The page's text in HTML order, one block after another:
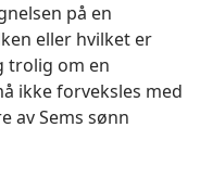
på en
eller hvilket er
trolig om en
ikke forveksles med
av Sems sønn